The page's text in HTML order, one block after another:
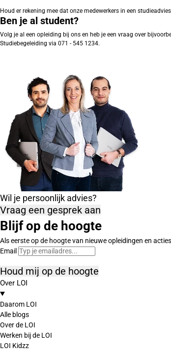
Houd er rekening mee dat onze medewerkers in een
Ben je al student?
Volg je al een opleiding bij ons en heb je een vraag over
Studiebegeleiding via 071 - 545 1234.
Wil je persoonlijk advies?
Vraag een gesprek aan
Blijf op de hoogte
Als eerste op de hoogte van nieuwe opleidingen en
Email
Houd mij op de hoogte
Over LOI
Daarom LOI
Alle blogs
Over de LOI
Werken bij de LOI
LOI Kidzz